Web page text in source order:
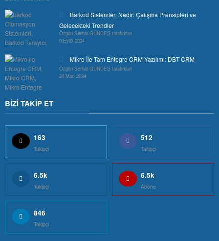
Barkod Sistemleri Nedir: Çalışma Prensipleri ve
Gelecekteki Trendler
Özgün Serhat GÜNDEŞ tarafından
9 Eylül 2024
Mikro İle Tam Entegre CRM Yazılımı: DBT CRM
Özgün Serhat GÜNDEŞ tarafından
20 Mart 2024
BİZİ TAKİP ET
163
Takipçi
512
Takipçi
6.5k
Takipçi
6.5k
Abone
846
Takipçi